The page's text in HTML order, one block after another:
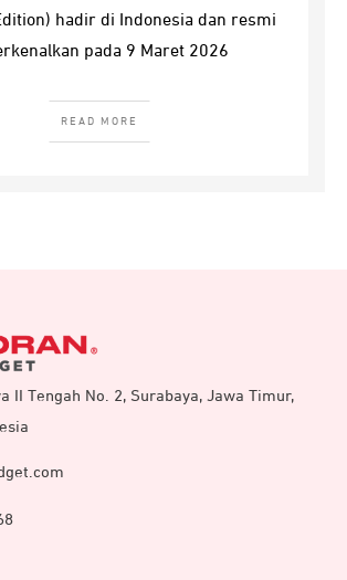
hadir di Indonesia dan resmi
pada 9 Maret 2026
READ MORE
II Tengah No. 2, Surabaya, Jawa Timur,